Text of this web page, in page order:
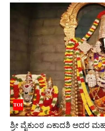
ಶ್ರೀ ವೈಕುಂಠ ಏಕಾದಶಿ ಅದರ